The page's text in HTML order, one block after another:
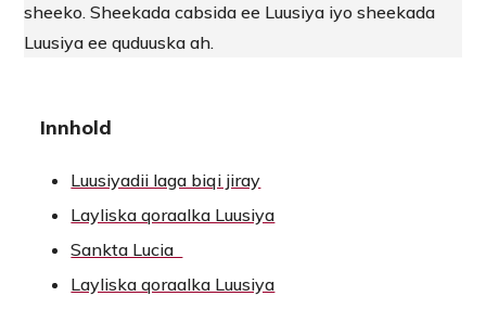
sheeko. Sheekada cabsida ee Luusiya iyo sheekada
Luusiya ee quduuska ah.
Innhold
Luusiyadii laga biqi jiray
Layliska qoraalka Luusiya
Sankta Lucia
Layliska qoraalka Luusiya